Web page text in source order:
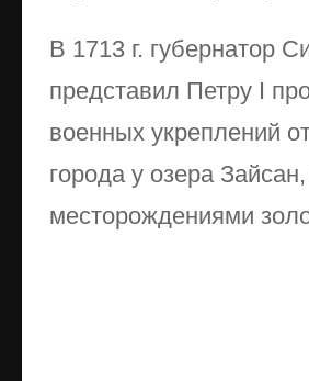
В 1713 г. губернатор
представил Петру I
военных укреплений
города у озера
месторождениями